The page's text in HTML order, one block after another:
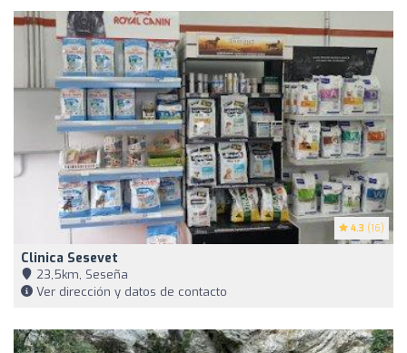
4.3 (16)
Clinica Sesevet
23,5km, Seseña
Ver dirección y datos de contacto